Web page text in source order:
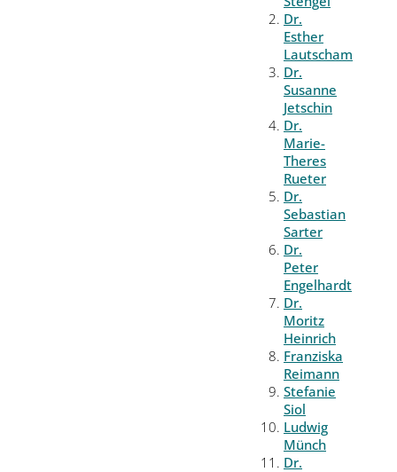
Dr.
Esther
Lautscham
Dr.
Susanne
Jetschin
Dr.
Marie-
Theres
Rueter
Dr.
Sebastian
Sarter
Dr.
Peter
Engelhardt
Dr.
Moritz
Heinrich
Franziska
Reimann
Stefanie
Siol
Ludwig
Münch
Dr.